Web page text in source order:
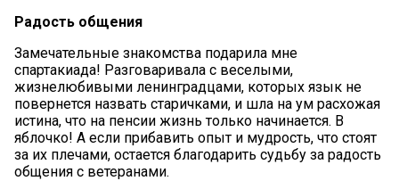
Радость общения
Замечательные знакомства подарила мне
спартакиада! Разговаривала с веселыми,
жизнелюбивыми ленинградцами, которых язык не
повернется назвать старичками, и шла на ум расхожая
истина, что на пенсии жизнь только начинается. В
яблочко! А если прибавить опыт и мудрость, что стоят
за их плечами, остается благодарить судьбу за радость
общения с ветеранами.